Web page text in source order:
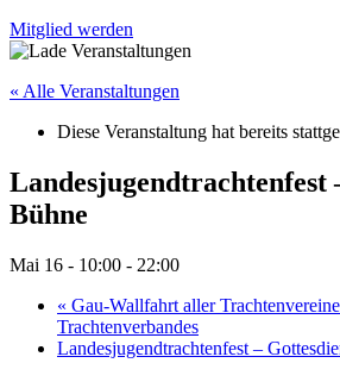
Mitglied werden
« Alle Veranstaltungen
Diese Veranstaltung hat bereits
Landesjugendtrachtenfest
Bühne
Mai 16 - 10:00 - 22:00
« Gau-Wallfahrt aller
Trachtenverbandes
Landesjugendtrachtenfest –